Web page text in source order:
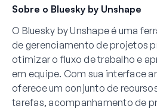
Sobre o Bluesky by Unshape
O Bluesky by Unshape é uma
de gerenciamento de projetos
otimizar o fluxo de trabalho e
em equipe. Com sua interface
oferece um conjunto de
tarefas, acompanhamento de